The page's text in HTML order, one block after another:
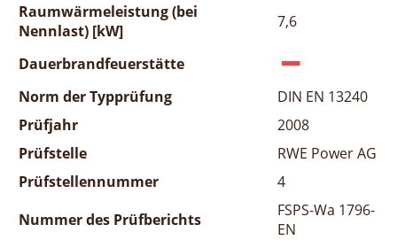
Raumwärmeleistung (bei
Nennlast) [kW]
7,6
Dauerbrandfeuerstätte
Norm der Typprüfung
DIN EN 13240
Prüfjahr
2008
Prüfstelle
RWE Power AG
Prüfstellennummer
4
Nummer des Prüfberichts
FSPS-Wa 1796-
EN